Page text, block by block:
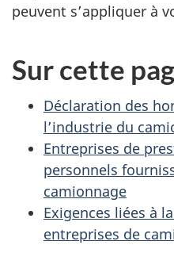
peuvent s’appliquer à
Sur cette
Déclaration des
l’industrie du
Entreprises de
personnels
camionnage
Exigences liées à
entreprises de